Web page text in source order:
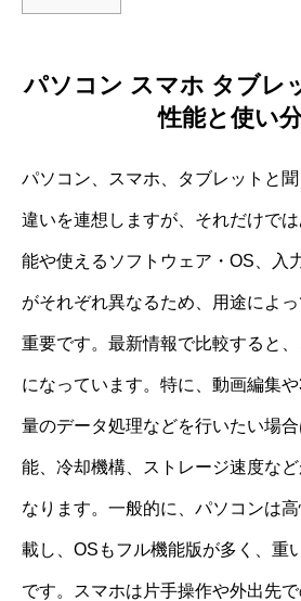
パソコン スマホ タブレ
性能と使い
パソコン、スマホ、タブレットと
違いを連想しますが、それだけで
能や使えるソフトウェア・OS、入
がそれぞれ異なるため、用途によ
重要です。最新情報で比較すると
になっています。特に、動画編集
量のデータ処理などを行いたい場
能、冷却機構、ストレージ速度な
なります。一般的に、パソコンは
載し、OSもフル機能版が多く、重
です。スマホは片手操作や外出先